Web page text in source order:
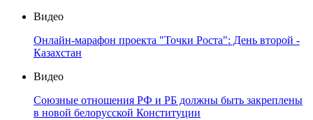
Видео
Онлайн-марафон проекта "Точки Роста": День второй -
Казахстан
Видео
Союзные отношения РФ и РБ должны быть закреплены
в новой белорусской Конституции